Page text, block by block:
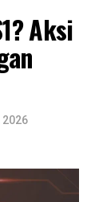
Aksi
2026